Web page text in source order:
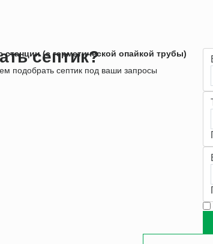
станции (с герметической опайкой трубы)
септик?
подобрать септик под ваши запросы